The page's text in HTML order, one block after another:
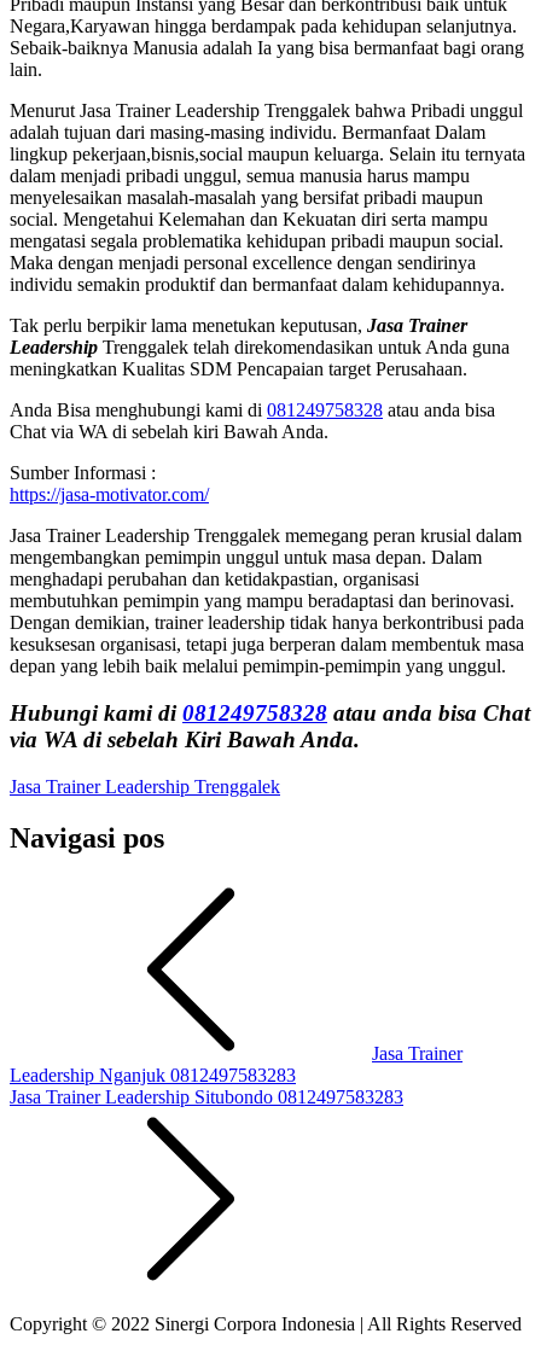
Pribadi maupun Instansi yang Besar dan berkontribusi baik untuk
Negara,Karyawan hingga berdampak pada kehidupan selanjutnya.
Sebaik-baiknya Manusia adalah Ia yang bisa bermanfaat bagi orang
lain.
Menurut Jasa Trainer Leadership Trenggalek bahwa Pribadi unggul
adalah tujuan dari masing-masing individu. Bermanfaat Dalam
lingkup pekerjaan,bisnis,social maupun keluarga. Selain itu ternyata
dalam menjadi pribadi unggul, semua manusia harus mampu
menyelesaikan masalah-masalah yang bersifat pribadi maupun
social. Mengetahui Kelemahan dan Kekuatan diri serta mampu
mengatasi segala problematika kehidupan pribadi maupun social.
Maka dengan menjadi personal excellence dengan sendirinya
individu semakin produktif dan bermanfaat dalam kehidupannya.
Tak perlu berpikir lama menetukan keputusan, Jasa Trainer
Leadership Trenggalek telah direkomendasikan untuk Anda guna
meningkatkan Kualitas SDM Pencapaian target Perusahaan.
Anda Bisa menghubungi kami di 081249758328 atau anda bisa
Chat via WA di sebelah kiri Bawah Anda.
Sumber Informasi :
https://jasa-motivator.com/
Jasa Trainer Leadership Trenggalek memegang peran krusial dalam
mengembangkan pemimpin unggul untuk masa depan. Dalam
menghadapi perubahan dan ketidakpastian, organisasi
membutuhkan pemimpin yang mampu beradaptasi dan berinovasi.
Dengan demikian, trainer leadership tidak hanya berkontribusi pada
kesuksesan organisasi, tetapi juga berperan dalam membentuk masa
depan yang lebih baik melalui pemimpin-pemimpin yang unggul.
Hubungi kami di081249758328 atau anda bisa Chat
via WA di sebelah Kiri Bawah Anda.
Jasa Trainer Leadership Trenggalek
Navigasi pos
Jasa Trainer
Leadership Nganjuk 0812497583283
Jasa Trainer Leadership Situbondo 0812497583283
Copyright © 2022 Sinergi Corpora Indonesia | All Rights Reserved